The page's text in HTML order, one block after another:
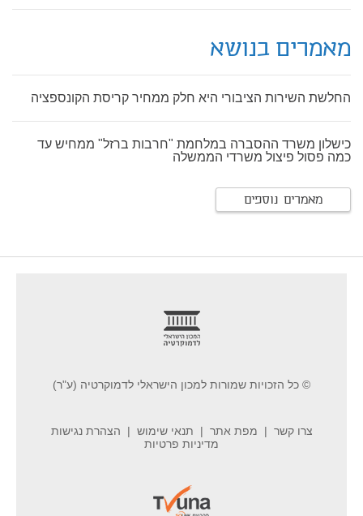
מאמרים בנושא
החלשת השירות הציבורי היא חלק ממחיר קריסת הקונספציה
כישלון משרד ההסברה במלחמת "חרבות ברזל" ממחיש עד
כמה פסול פיצול משרדי הממשלה
מאמרים נוספים
© כל הזכויות שמורות למכון הישראלי לדמוקרטיה (ע"ר)
צרו קשר מפת אתר תנאי שימוש
הצהרת נגישות
מדיניות פרטיות